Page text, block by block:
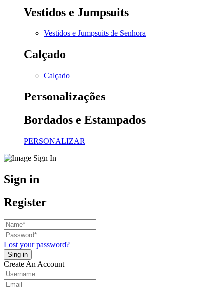
Vestidos e Jumpsuits
Vestidos e Jumpsuits de Senhora
Calçado
Calçado
Personalizações
Bordados e Estampados
PERSONALIZAR
Sign in
Register
Lost your password?
Create An Account